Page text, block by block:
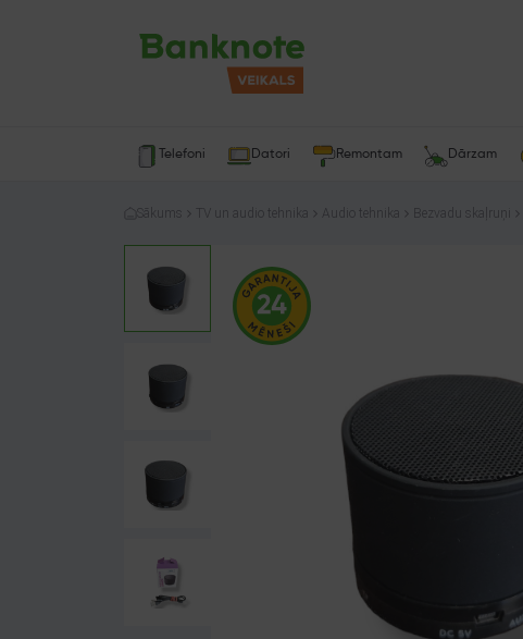
Telefoni Datori Remontam Dārzam
Sākums TV un audio tehnika Audio tehnika Bezvadu skaļruņi